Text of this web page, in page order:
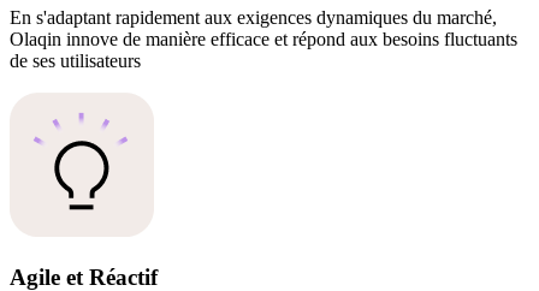
En s'adaptant rapidement aux exigences dynamiques du marché,
Olaqin innove de manière efficace et répond aux besoins fluctuants
de ses utilisateurs
Agile et Réactif